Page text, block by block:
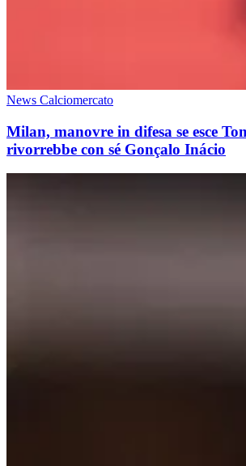
News Calciomercato
Milan, manovre in difesa se esce
rivorrebbe con sé Gonçalo Inácio